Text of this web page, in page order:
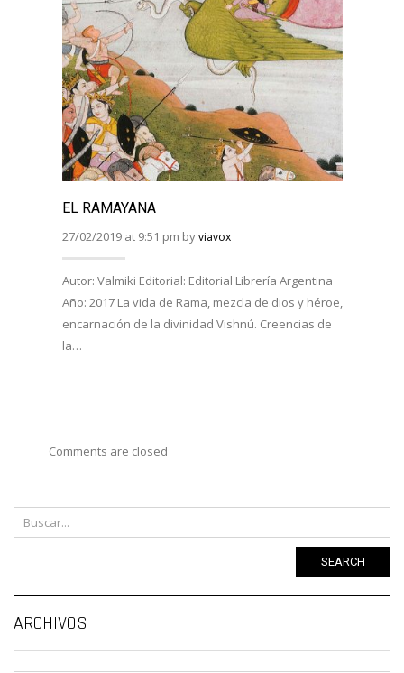
EL RAMAYANA
27/02/2019 at 9:51 pm byviavox
Autor: Valmiki Editorial: Editorial Librería Argentina
Año: 2017 La vida de Rama, mezcla de dios y héroe,
encarnación de la divinidad Vishnú. Creencias de
la…
Comments are closed
SEARCH
ARCHIVOS